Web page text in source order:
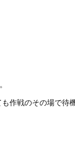
作戦のその場で待